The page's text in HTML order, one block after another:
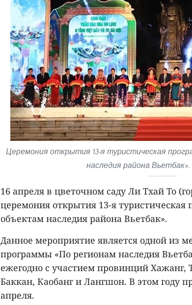
Церемония открытия 13-я туристическая
наследия района
16 апреля в цветочном саду Ли Тхай То
церемония открытия 13-я
объектам наследия района Вьетбак».
Данное мероприятие является одной из
программы «По регионам наследия
ежегодно с участием провинций Хажанг,
Баккан, Каобанг и Лангшон. В этом году
апреля.